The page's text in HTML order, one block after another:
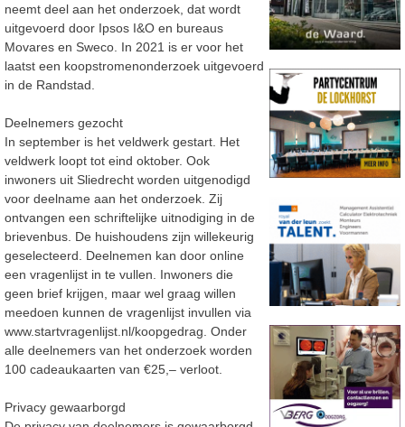
neemt deel aan het onderzoek, dat wordt
uitgevoerd door Ipsos I&O en bureaus
Movares en Sweco. In 2021 is er voor het
laatst een koopstromenonderzoek uitgevoerd
in de Randstad.
Deelnemers gezocht
In september is het veldwerk gestart. Het
veldwerk loopt tot eind oktober. Ook
inwoners uit Sliedrecht worden uitgenodigd
voor deelname aan het onderzoek. Zij
ontvangen een schriftelijke uitnodiging in de
brievenbus. De huishoudens zijn willekeurig
geselecteerd. Deelnemen kan door online
een vragenlijst in te vullen. Inwoners die
geen brief krijgen, maar wel graag willen
meedoen kunnen de vragenlijst invullen via
www.startvragenlijst.nl/koopgedrag. Onder
alle deelnemers van het onderzoek worden
100 cadeaukaarten van €25, – verloot.
Privacy gewaarborgd